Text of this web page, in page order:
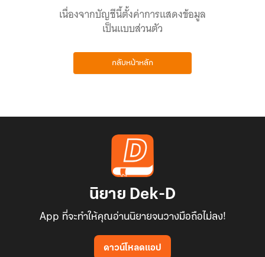
เนื่องจากบัญชีนี้ตั้งค่าการแสดงข้อมูล
เป็นแบบส่วนตัว
กลับหน้าหลัก
นิยาย Dek-D
App ที่จะทำให้คุณอ่านนิยายจนวางมือถือไม่ลง!
ดาวน์โหลดแอป